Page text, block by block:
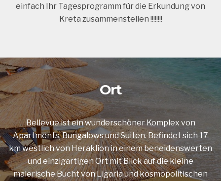
einfach Ihr Tagesprogramm für die Erkundung von
Kreta zusammenstellen !!!!!!!!
Ort
Bellevue ist ein wunderschöner Komplex von
Apartments, Bungalows und Suiten. Befindet sich 17
km westlich von Heraklion in einem beneidenswerten
und einzigartigen Ort mit Blick auf die kleine
malerische Bucht von Ligaria und kosmopolitischen